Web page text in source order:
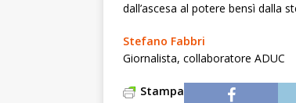
dall’ascesa al potere bensì dalla
Stefano Fabbri
Giornalista, collaboratore ADUC
Stampa